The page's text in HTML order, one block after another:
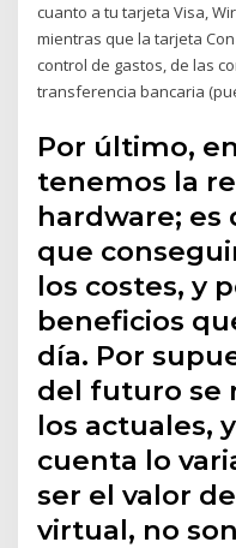
cuanto a tu tarjeta Visa,
mientras que la tarjeta
control de gastos, de las
transferencia bancaria
Por último,
tenemos la
hardware; es
que
los costes, y
beneficios
día. Por
del futuro se
los actuales,
cuenta lo
ser el valor
virtual, no